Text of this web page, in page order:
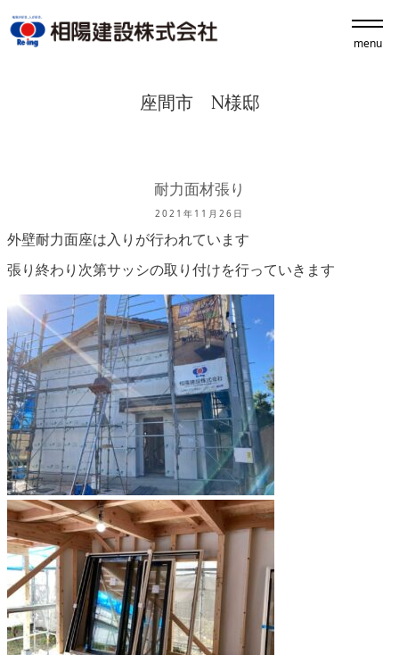
menu
座間市 N様邸
耐力面材張り
2021年11月26日
外壁耐力面座は入りが行われています
張り終わり次第サッシの取り付けを行っていきます